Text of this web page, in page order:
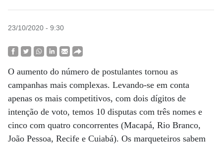
23/10/2020 - 9:30
O aumento do número de postulantes tornou as
campanhas mais complexas. Levando-se em conta
apenas os mais competitivos, com dois dígitos de
intenção de voto, temos 10 disputas com três nomes e
cinco com quatro concorrentes (Macapá, Rio Branco,
João Pessoa, Recife e Cuiabá). Os marqueteiros sabem